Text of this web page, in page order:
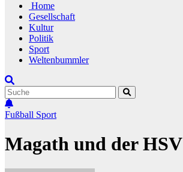
Home
Gesellschaft
Kultur
Politik
Sport
Weltenbummler
Fußball Sport
Magath und der HSV